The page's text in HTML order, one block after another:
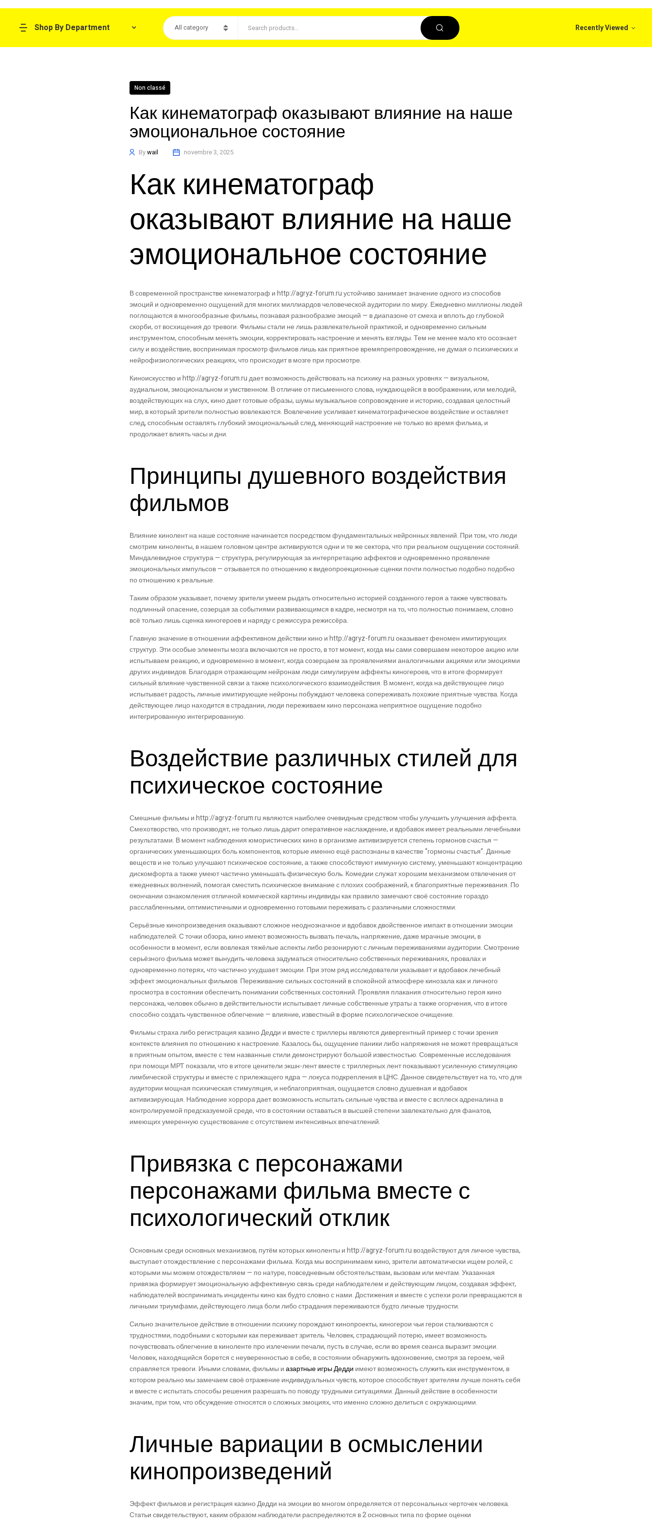
Shop By Department All category Recently Viewed
Non classé
Как кинематограф оказывают влияние на наше
эмоциональное состояние
Bywail novembre 3, 2025
Как кинематограф
оказывают влияние на наше
эмоциональное состояние
В современной пространстве кинематограф и http://agryz-forum.ru устойчиво занимает значение одного из способов
эмоций и одновременно ощущений для многих миллиардов человеческой аудитории по миру. Ежедневно миллионы людей
поглощаются в многообразные фильмы, познавая разнообразие эмоций — в диапазоне от смеха и вплоть до глубокой
скорби, от восхищения до тревоги. Фильмы стали не лишь развлекательной практикой, и одновременно сильным
инструментом, способным менять эмоции, корректировать настроение и менять взгляды. Тем не менее мало кто осознает
силу и воздействие, воспринимая просмотр фильмов лишь как приятное времяпрепровождение, не думая о психических и
нейрофизиологических реакциях, что происходит в мозге при просмотре.
Киноискусство и http://agryz-forum.ru дает возможность действовать на психику на разных уровнях — визуальном,
аудиальном, эмоциональном и умственном. В отличие от письменного слова, нуждающейся в воображении, или мелодий,
воздействующих на слух, кино дает готовые образы, шумы музыкальное сопровождение и историю, создавая целостный
мир, в который зрители полностью вовлекаются. Вовлечение усиливает кинематографическое воздействие и оставляет
след, способным оставлять глубокий эмоциональный след, меняющий настроение не только во время фильма, и
продолжает влиять часы и дни.
Принципы душевного воздействия
фильмов
Влияние кинолент на наше состояние начинается посредством фундаментальных нейронных явлений. При том, что люди
смотрим киноленты, в нашем головном центре активируются одни и те же сектора, что при реальном ощущении состояний.
Миндалевидное структура — структура, регулирующая за интерпретацию аффектов и одновременно проявление
эмоциональных импульсов — отзывается по отношению к видеопроекционные сценки почти полностью подобно подобно
по отношению к реальные.
Таким образом указывает, почему зрители умеем рыдать относительно историей созданного героя а также чувствовать
подлинный опасение, созерцая за событиями развивающимся в кадре, несмотря на то, что полностью понимаем, словно
всё только лишь сценка киногероев и наряду с режиссура режиссёра.
Главную значение в отношении аффективном действии кино и http://agryz-forum.ru оказывает феномен имитирующих
структур. Эти особые элементы мозга включаются не просто, в тот момент, когда мы сами совершаем некоторое акцию или
испытываем реакцию, и одновременно в момент, когда созерцаем за проявлениями аналогичными акциями или эмоциями
других индивидов. Благодаря отражающим нейронам люди симулируем аффекты киногероев, что в итоге формирует
сильный влияние чувственной связи а также психологического взаимодействия. В момент, когда на действующее лицо
испытывает радость, личные имитирующие нейроны побуждают человека сопереживать похожие приятные чувства. Когда
действующее лицо находится в страдании, люди переживаем кино персонажа неприятное ощущение подобно
интегрированную интегрированную.
Воздействие различных стилей для
психическое состояние
Смешные фильмы и http://agryz-forum.ru являются наиболее очевидным средством чтобы улучшить улучшения аффекта.
Смехотворство, что производят, не только лишь дарит оперативное наслаждение, и вдобавок имеет реальными лечебными
результатами. В момент наблюдения юмористических кино в организме активизируется степень гормонов счастья —
органических уменьшающих боль компонентов, которые именно ещё распознаны в качестве “гормоны счастья”. Данные
веществ и не только улучшают психическое состояние, а также способствуют иммунную систему, уменьшают концентрацию
дискомфорта а также умеют частично уменьшать физическую боль. Комедии служат хорошим механизмом отвлечения от
ежедневных волнений, помогая сместить психическое внимание с плохих соображений, к благоприятные переживания. По
окончании ознакомления отличной комической картины индивиды как правило замечают своё состояние гораздо
расслабленными, оптимистичными и одновременно готовыми переживать с различными сложностями.
Серьёзные кинопроизведения оказывают сложное неоднозначное и вдобавок двойственное импакт в отношении эмоции
наблюдателей. С точки обзора, кино имеют возможность вызвать печаль, напряжение, даже мрачные эмоции, в
особенности в момент, если вовлекая тяжёлые аспекты либо резонируют с личным переживаниями аудитории. Смотрение
серьёзного фильма может вынудить человека задуматься относительно собственных переживаниях, провалах и
одновременно потерях, что частично ухудшает эмоции. При этом ряд исследователи указывает и вдобавок лечебный
эффект эмоциональных фильмов. Переживание сильных состояний в спокойной атмосфере кинозала как и личного
просмотра в состоянии обеспечить понимании собственных состояний. Проявляя плакания относительно героя кино
персонажа, человек обычно в действительности испытывает личные собственные утраты а также огорчения, что в итоге
способно создать чувственное облегчение — влияние, известный в форме психологическое очищение.
Фильмы страха либо регистрация казино Дедди и вместе с триллеры являются дивергентный пример с точки зрения
контексте влияния по отношению к настроение. Казалось бы, ощущение паники либо напряжения не может превращаться
в приятным опытом, вместе с тем названные стили демонстрируют большой известностью. Современные исследования
при помощи МРТ показали, что в итоге ценители экшн-лент вместе с триллерных лент показывают усиленную стимуляцию
лимбической структуры и вместе с прилежащего ядра — локуса подкрепления в ЦНС. Данное свидетельствует на то, что для
аудитории мощная психическая стимуляция, и неблагоприятная, ощущается словно душевная и вдобавок
активизирующая. Наблюдение хоррора дает возможность испытать сильные чувства и вместе с всплеск адреналина в
контролируемой предсказуемой среде, что в состоянии оставаться в высшей степени завлекательно для фанатов,
имеющих умеренную существование с отсутствием интенсивных впечатлений.
Привязка с персонажами
персонажами фильма вместе с
психологический отклик
Основным среди основных механизмов, путём которых киноленты и http://agryz-forum.ru воздействуют для личное чувства,
выступает отождествление с персонажами фильма. Когда мы воспринимаем кино, зрители автоматически ищем ролей, с
которыми мы можем отождествляем — по натуре, повседневным обстоятельствам, вызовам или мечтам. Указанная
привязка формирует эмоциональную аффективную связь среди наблюдателем и действующим лицом, создавая эффект,
наблюдателей воспринимать инциденты кино как будто словно с нами. Достижения и вместе с успехи роли превращаются в
личными триумфами, действующего лица боли либо страдания переживаются будто личные трудности.
Сильно значительное действие в отношении психику порождают кинопроекты, киногерои чьи герои сталкиваются с
трудностями, подобными с которыми как переживает зритель. Человек, страдающий потерю, имеет возможность
почувствовать облегчение в киноленте про излечении печали, пусть в случае, если во время сеанса выразит эмоции.
Человек, находящийся борется с неуверенностью в себе, в состоянии обнаружить вдохновение, смотря за героем, чей
справляется тревоги. Иными словами, фильмы иазартные игры Дедди имеют возможность служить как инструментом, в
котором реально мы замечаем своё отражение индивидуальных чувств, которое способствует зрителям лучше понять себя
и вместе с испытать способы решения разрешать по поводу трудными ситуациями. Данный действие в особенности
значим, при том, что обсуждение относятся о сложных эмоциях, что именно сложно делиться с окружающими.
Личные вариации в осмыслении
кинопроизведений
Эффект фильмов и регистрация казино Дедди на эмоции во многом определяется от персональных черточек человека.
Статьи свидетельствуют, каким образом наблюдатели распределяются в 2 основных типа по форме оценки